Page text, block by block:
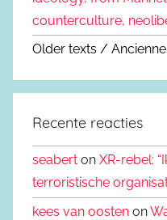
counterculture,
Older texts /
Recente reacties
seabert on XR-rebel:
terroristische
kees van oosten on